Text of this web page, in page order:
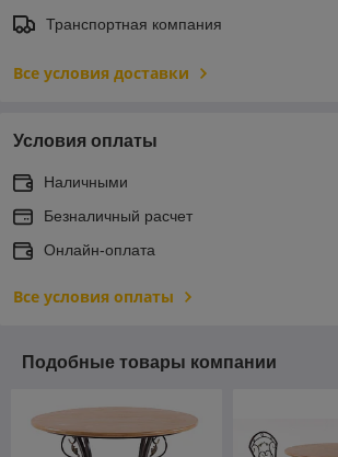
Транспортная компания
Все условия доставки
Условия оплаты
Наличными
Безналичный расчет
Онлайн-оплата
Все условия оплаты
Подобные товары компании